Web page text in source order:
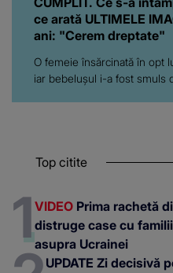
ce arată ULTIMELE
ani: "Cerem dreptate"
O femeie însărcinată în opt
iar bebelușul i-a fost smuls
Top citite
VIDEO Prima rachetă
distruge case cu
asupra Ucrainei
UPDATE Zi decisivă